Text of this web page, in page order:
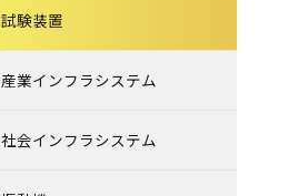
試験装置
産業インフラシステム
社会インフラシステム